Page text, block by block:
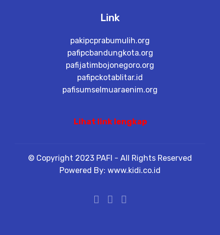
Link
pakipcprabumulih.org
pafipcbandungkota.org
pafijatimbojonegoro.org
pafipckotablitar.id
pafisumselmuaraenim.org
Lihat link lengkap
© Copyright 2023 PAFI - All Rights Reserved
Powered By: www.kidi.co.id